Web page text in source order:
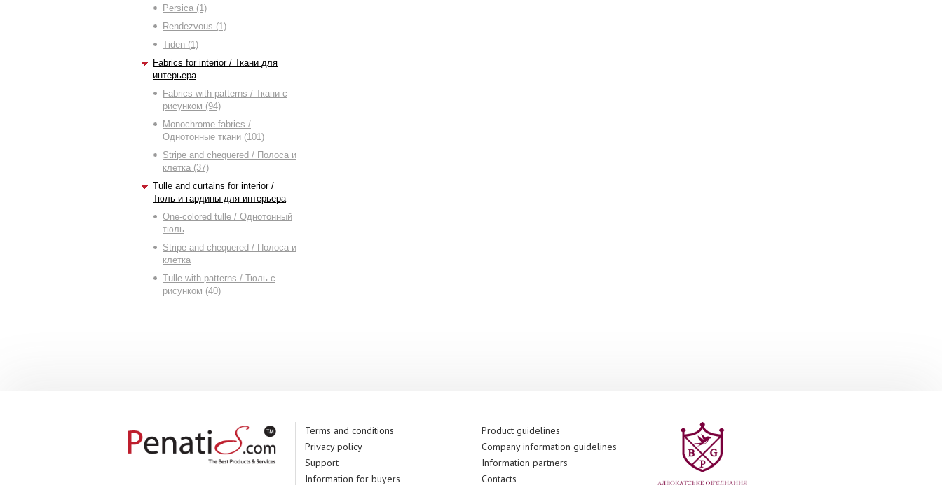
Persica (1)
Rendezvous (1)
Tiden (1)
Fabrics for interior / Ткани для
интерьера
Fabrics with patterns / Ткани с
рисунком (94)
Monochrome fabrics /
Однотонные ткани (101)
Stripe and chequered / Полоса и
клетка (37)
Tulle and curtains for interior /
Тюль и гардины для интерьера
One-colored tulle / Однотонный
тюль
Stripe and chequered / Полоса и
клетка
Tulle with patterns / Тюль с
рисунком (40)
Terms and conditions
Privacy policy
Support
Information for buyers
Product guidelines
Company information guidelines
Information partners
Contacts